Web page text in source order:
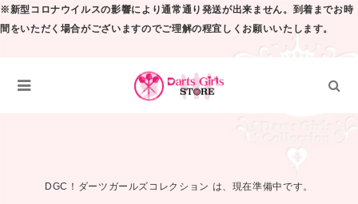
※新型コロナウイルスの影響により通常通り発送が出来ません。到着までお時
間をいただく場合がございますのでご理解の程宜しくお願いいたします。
DGC！ダーツガールズコレクション は、現在準備中です。